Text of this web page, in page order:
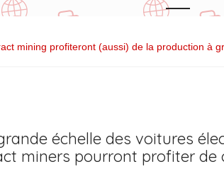
mining profiteront (aussi) de la production à
échelle des voitures
miners pourront profiter